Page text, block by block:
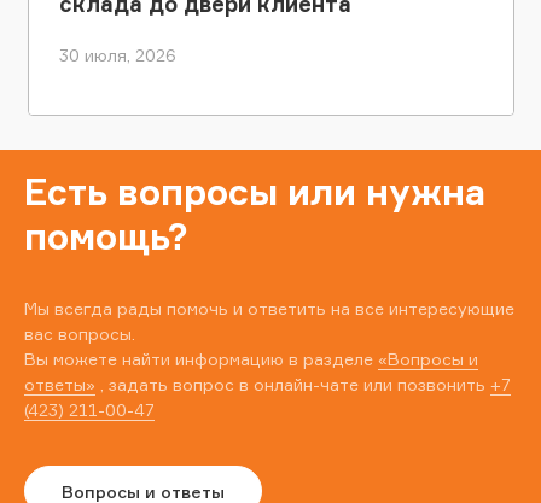
30 июля, 2026
Есть вопросы или нужна
помощь?
Мы всегда рады помочь и ответить на все интересующие
вас вопросы.
Вы можете найти информацию в разделе «Вопросы и
ответы» , задать вопрос в онлайн-чате или позвонить +7
(423) 211-00-47
Вопросы и ответы